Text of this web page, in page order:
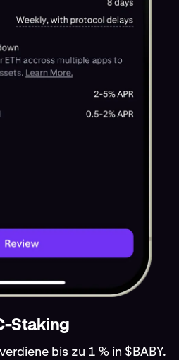
Staking
bis zu 1 % in $BABY.